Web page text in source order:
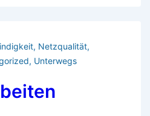
, Netzqualität,
, Unterwegs